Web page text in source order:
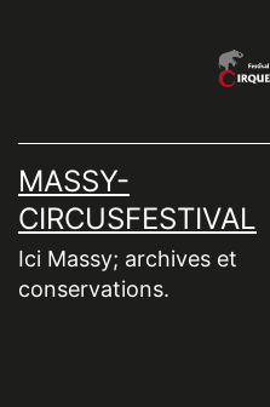
MASSY-
CIRCUSFESTIVAL
Ici Massy; archives et
conservations.